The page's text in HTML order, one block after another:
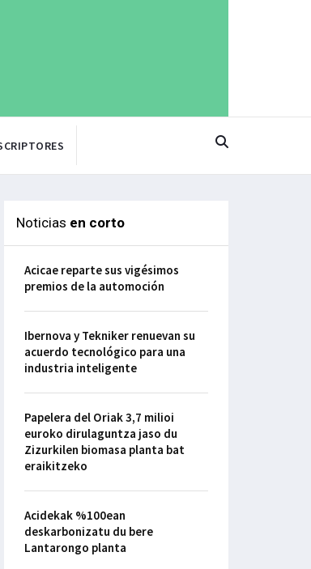
Noticias en corto
Acicae reparte sus vigésimos
premios de la automoción
Ibernova y Tekniker renuevan su
acuerdo tecnológico para una
industria inteligente
Papelera del Oriak 3,7 milioi
euroko dirulaguntza jaso du
Zizurkilen biomasa planta bat
eraikitzeko
Acidekak %100ean
deskarbonizatu du bere
Lantarongo planta